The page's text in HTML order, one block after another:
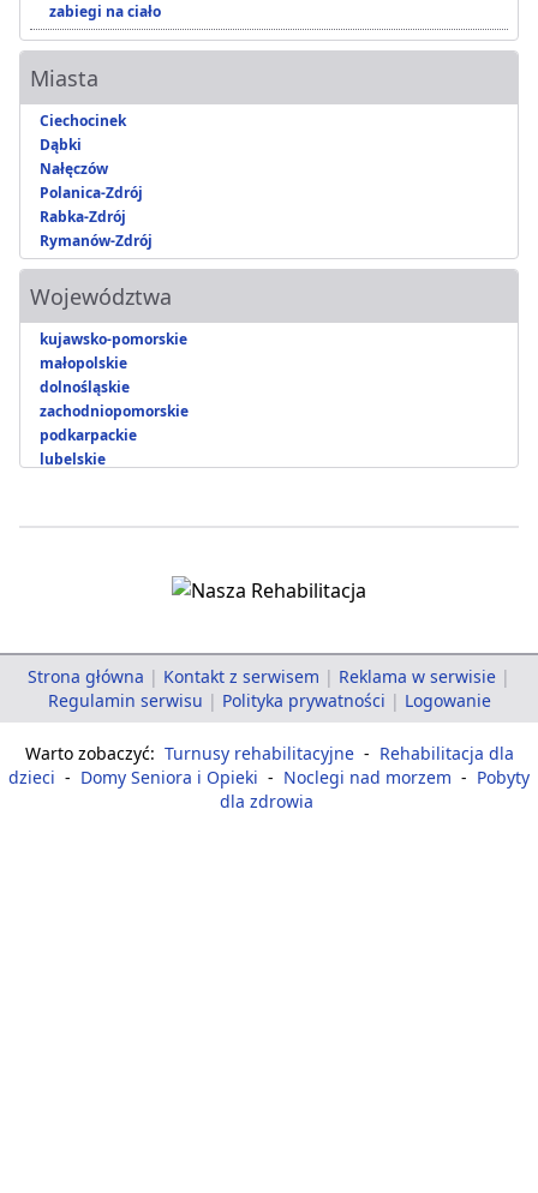
zabiegi na ciało
Miasta
Ciechocinek
Dąbki
Nałęczów
Polanica-Zdrój
Rabka-Zdrój
Rymanów-Zdrój
Województwa
kujawsko-pomorskie
małopolskie
dolnośląskie
zachodniopomorskie
podkarpackie
lubelskie
Strona główna | Kontakt z serwisem | Reklama w serwisie |
Regulamin serwisu | Polityka prywatności | Logowanie
Warto zobaczyć: Turnusy rehabilitacyjne - Rehabilitacja dla
dzieci - Domy Seniora i Opieki - Noclegi nad morzem - Pobyty
dla zdrowia